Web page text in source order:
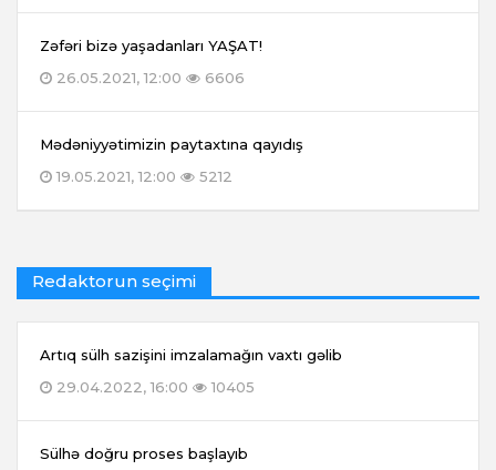
Zəfəri bizə yaşadanları YAŞAT!
26.05.2021, 12:00
6606
Mədəniyyətimizin paytaxtına qayıdış
19.05.2021, 12:00
5212
Redaktorun seçimi
Artıq sülh sazişini imzalamağın vaxtı gəlib
29.04.2022, 16:00
10405
Sülhə doğru proses başlayıb